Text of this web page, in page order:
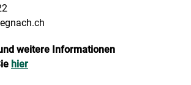
weitere Informationen
hier